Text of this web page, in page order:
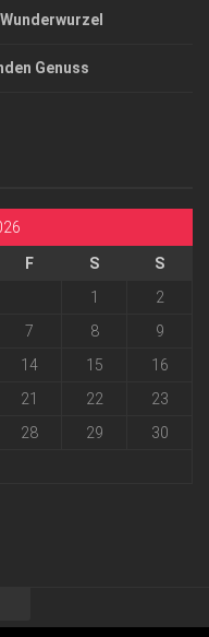
Genuss
F S
S
1
2
7 8
9
14 15
16
21 22
23
28 29
30